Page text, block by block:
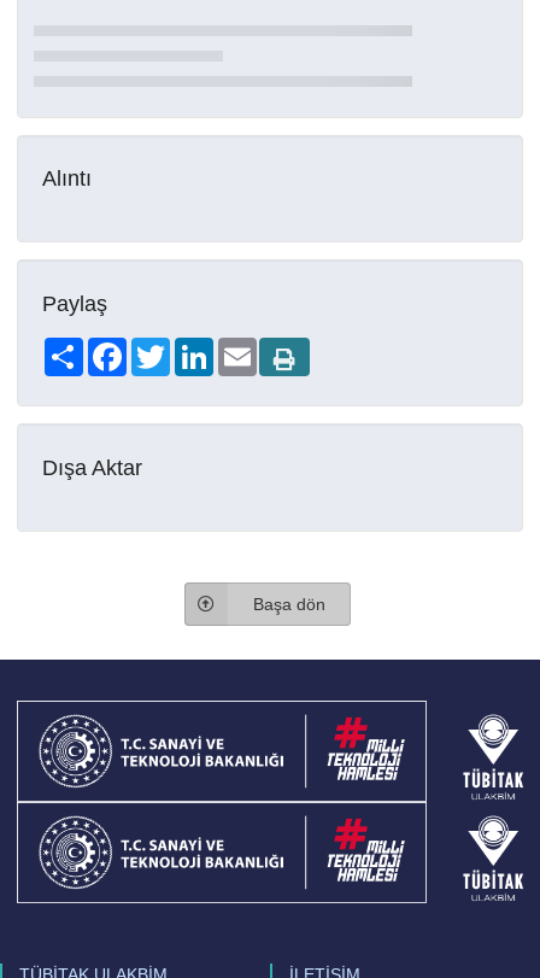
Alıntı
Paylaş
Share FacebookTwitterLinkedIn
Email
Dışa Aktar
Başa dön